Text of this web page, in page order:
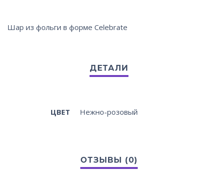
Шар из фольги в форме Celebrate
ЦВЕТ Нежно-розовый